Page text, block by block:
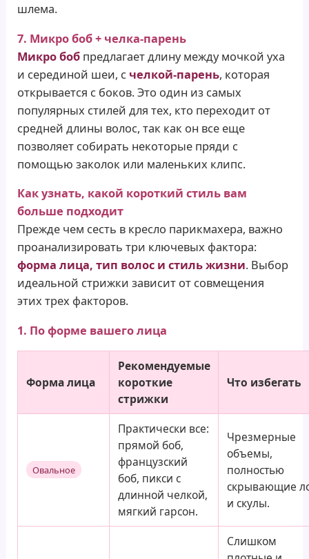
шлема.
7. Микро боб + челка-парень
Микро боб предлагает длину между мочкой уха
и серединой шеи, с челкой-парень, которая
открывается с боков. Это один из самых
популярных стилей для тех, кто переходит от
средней длины волос, так как он все еще
позволяет собирать некоторые пряди с
помощью заколок или маленьких клипс.
Как узнать, какой короткий стиль вам
больше подходит
Прежде чем сесть в кресло парикмахера, важно
проанализировать три ключевых фактора:
форма лица, тип волос и стиль жизни. Выбор
идеальной стрижки зависит от совмещения
этих трех факторов.
1. По форме вашего лица
Форма лица
Рекомендуемые
короткие
стрижки
Что избегать
Овальное
Практически все:
прямой боб,
французский
боб, пикси с
длинной челкой,
мягкий гарсон.
Чрезмерные
объемы,
полностью
скрывающие
и скулы.
Слишком